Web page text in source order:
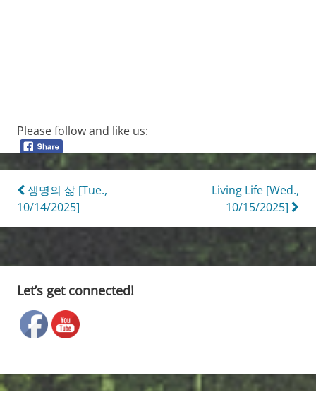
Please follow and like us:
Post
navigation
생명의 삶 [Tue.,
10/14/2025]
Living Life [Wed.,
10/15/2025]
Let’s get connected!